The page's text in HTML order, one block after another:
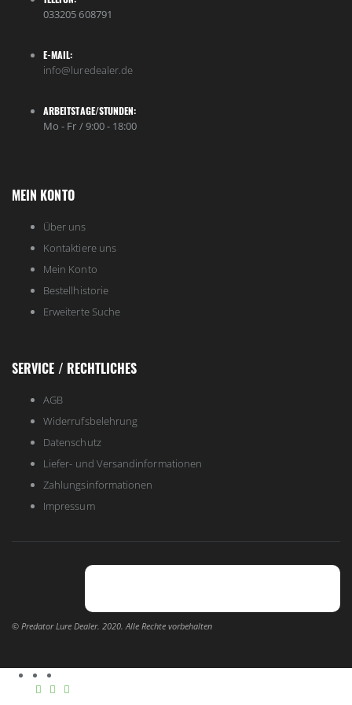
033205 608791
E-MAIL:
info@luredealer.de
ARBEITSTAGE/STUNDEN:
Mo - Fr / 9:00 - 18:00
MEIN KONTO
Über uns
Kontaktiere uns
Mein Konto
Bestellhistorie
Erweiterte Suche
SERVICE / RECHTLICHES
AGB
Widerrufsbelehrung
Datenschutz
Liefer- und Versandinformationen
Zahlungsinformationen
Impressum
© Predator Lure Dealer. 2020. Alle Rechte vorbehalten